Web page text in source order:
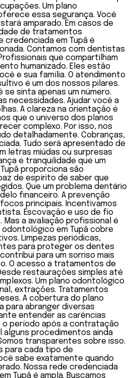
Um plano
essa segurança. Você
amparado. Em casos de
de tratamentos
em Tupã é
Contamos com dentistas
que compartilham
humanizado. Eles estão
e sua família. O atendimento
é um dos nossos pilares.
se sinta apenas um número.
necessidades. Ajudar você a
A clareza na orientação é
que o universo dos planos
complexo. Por isso, nos
detalhadamente. Cobranças,
Tudo será apresentado de
letras miúdas ou surpresas
e tranquilidade que um
proporciona são
de espírito de saber que
Que um problema dentário
financeiro. A prevenção
principais. Incentivamos
Escovação e uso de fio
a avaliação profissional é
em Tupã cobre
Limpezas periódicas,
para proteger os dentes
para um sorriso mais
O acesso a tratamentos de
restaurações simples até
Um plano odontológico
extrações. Tratamentos
A cobertura do plano
para abranger diversas
entender as carências
o período após a contratação
alguns procedimentos ainda
transparentes sobre isso.
para cada tipo de
sabe exatamente quando
Nossa rede credenciada
Tupã é ampla. Buscamos